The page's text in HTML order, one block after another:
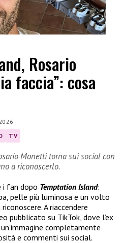
Rosario
faccia”: cosa
TV
Monetti torna sui social con
a riconoscerlo.
i fan dopo Temptation Island:
pelle più luminosa e un volto
A riaccendere
pubblicato su TikTok, dove l’ex
completamente
e commenti sui social.